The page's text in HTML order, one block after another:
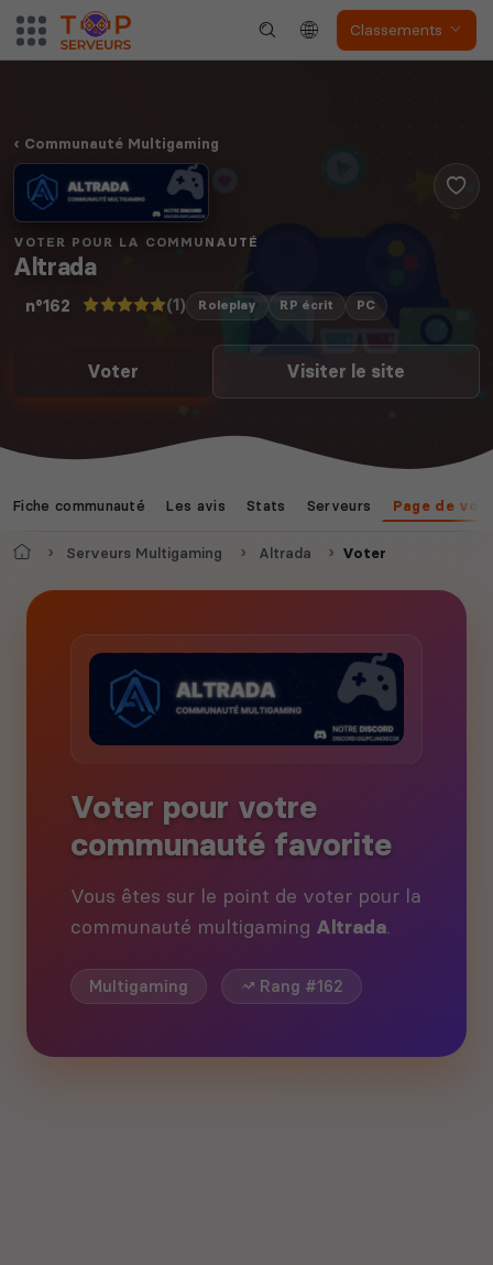
Classements
Communauté Multigaming
VOTER POUR LA COMMUNAUTÉ
Altrada
n°162 (1) Roleplay RP écrit PC
Voter Visiter le site
Fiche communauté Les avis Stats Serveurs Page de
AccueilServeurs Multigaming Altrada Voter
Voter pour votre
communauté favorite
Vous êtes sur le point de voter pour la
communauté multigaming Altrada.
Multigaming Rang #162